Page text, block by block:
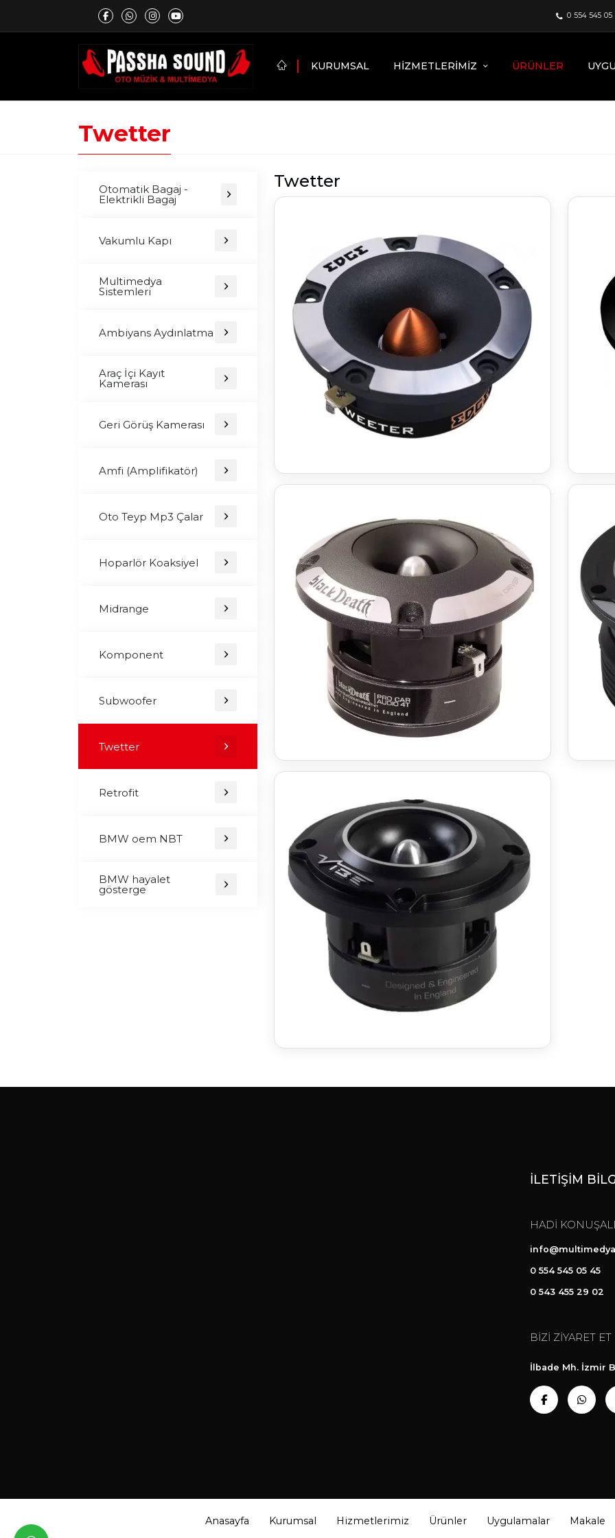
0 554 545 05
KURUMSAL HIZMETLERIMIZ ÜRÜNLER
Twetter
Otomatik Bagaj -
Elektrikli Bagaj
Vakumlu Kapı
Multimedya
Sistemleri
Ambiyans Aydınlatma
Araç İçi Kayıt
Kamerası
Geri Görüş Kamerası
Amfi (Amplifikatör)
Oto Teyp Mp3 Çalar
Hoparlör Koaksiyel
Midrange
Komponent
Subwoofer
Twetter
Retrofit
BMW oem NBT
BMW hayalet
gösterge
Twetter
İLETİŞİM
HADİ
0 554 545 05 45
0 543 455 29 02
BİZİ ZİYARET ET
İlbade Mh. İzmir
Anasayfa Kurumsal Hizmetlerimiz Ürünler Uygulamalar Makale